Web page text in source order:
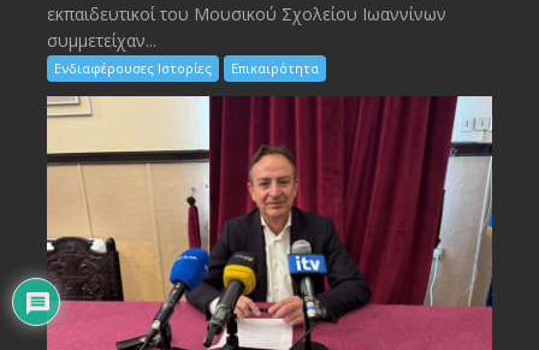
εκπαιδευτικοί του Μουσικού Σχολείου Ιωαννίνων
συμμετείχαν...
Ενδιαφέρουσες Ιστορίες Επικαιρότητα